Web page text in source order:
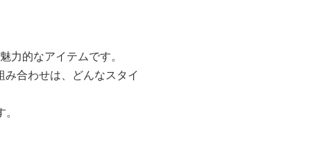
的なアイテムです。
合わせは、どんなスタイ